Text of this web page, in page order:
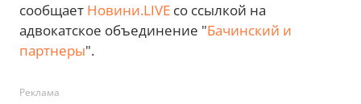
сообщает Новини.LIVE со ссылкой на
адвокатское объединение "Бачинский и
партнеры".
Реклама